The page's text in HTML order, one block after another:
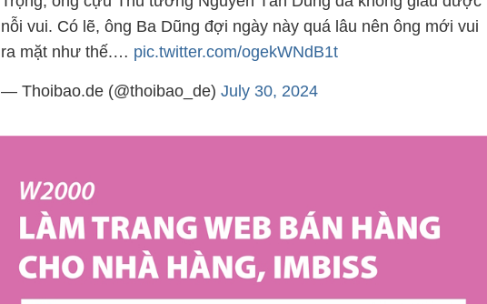
nỗi vui. Có lẽ, ông Ba Dũng đợi ngày này quá lâu nên ông mới vui
ra mặt như thế.… pic.twitter.com/ogekWNdB1t
— Thoibao.de (@thoibao_de) July 30, 2024